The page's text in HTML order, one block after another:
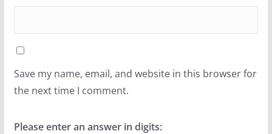
Save my name, email, and website in this browser for
the next time I comment.
Please enter an answer in digits: